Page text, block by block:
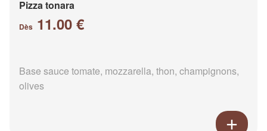
Pizza tonara
Dès 11.00 €
Base sauce tomate, mozzarella, thon, champignons,
olives